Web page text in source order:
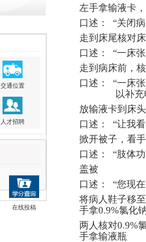
交通位置
人才招聘
在线投稿
左手拿输液卡
口述：
“关闭
走到床尾核对
口述：
“一床
走到病床前，
口述：
“一床
以补
放输液卡到床
口述：
“让我
掀开被子，看
口述：
“肢体
盖被
口述：
“您现
将病人鞋子移
手拿0.9%氯化
两人核对0.9%
手拿输液瓶